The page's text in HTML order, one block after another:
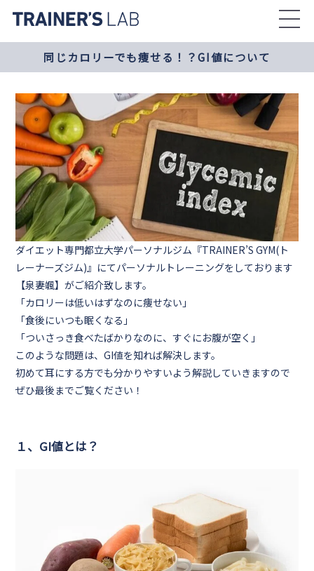
the
同じカロリーでも痩せる！？GI値について
ダイエット専門都立大学パーソナルジム『TRAINER’S GYM(ト
レーナーズジム)』にてパーソナルトレーニングをしております
【泉妻颯】がご紹介致します。
「カロリーは低いはずなのに痩せない」
「食後にいつも眠くなる」
「ついさっき食べたばかりなのに、すぐにお腹が空く」
このような問題は、GI値を知れば解決します。
初めて耳にする方でも分かりやすいよう解説していきますので
ぜひ最後までご覧ください！
１、GI値とは？